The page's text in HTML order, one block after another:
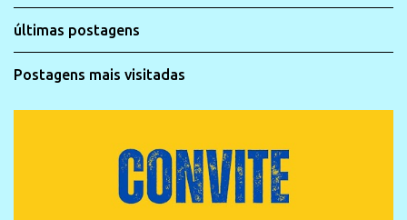
últimas postagens
Postagens mais visitadas